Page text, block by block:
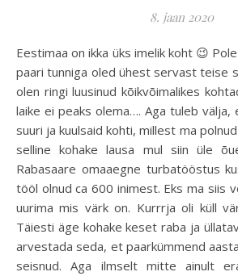
8. jaan 2020
Eestimaa on ikka üks imelik koht 😉 Pole teine ju üldse suur,
paari tunniga oled ühest servast teise
olen ringi luusinud kõikvõimalikes
laike ei peaks olema…. Aga tuleb välja,
suuri ja kuulsaid kohti, millest ma
selline kohake lausa mul siin üle
Rabasaare omaaegne turbatööstus
tööl olnud ca 600 inimest. Eks ma siis
uurima mis värk on. Kurrrja oli küll
Täiesti äge kohake keset raba ja
arvestada seda, et paarkümmend
seisnud. Aga ilmselt mitte ainult